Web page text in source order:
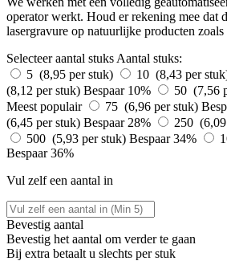
operator werkt. Houd er rekening mee dat
lasergravure op natuurlijke producten zoals
Selecteer aantal stuks Aantal stuks:
5 (8,95 per stuk)
10 (8,43 per
(8,12 per stuk) Bespaar 10% 50 (7,56
Meest populair
75 (6,96 per stuk)
(6,45 per stuk) Bespaar 28% 250
500 (5,93 per stuk) Bespaar 34%
Bespaar 36%
Vul zelf een aantal in
Bevestig aantal
Bevestig het aantal om verder te gaan
Bij extra betaalt u slechts per stuk